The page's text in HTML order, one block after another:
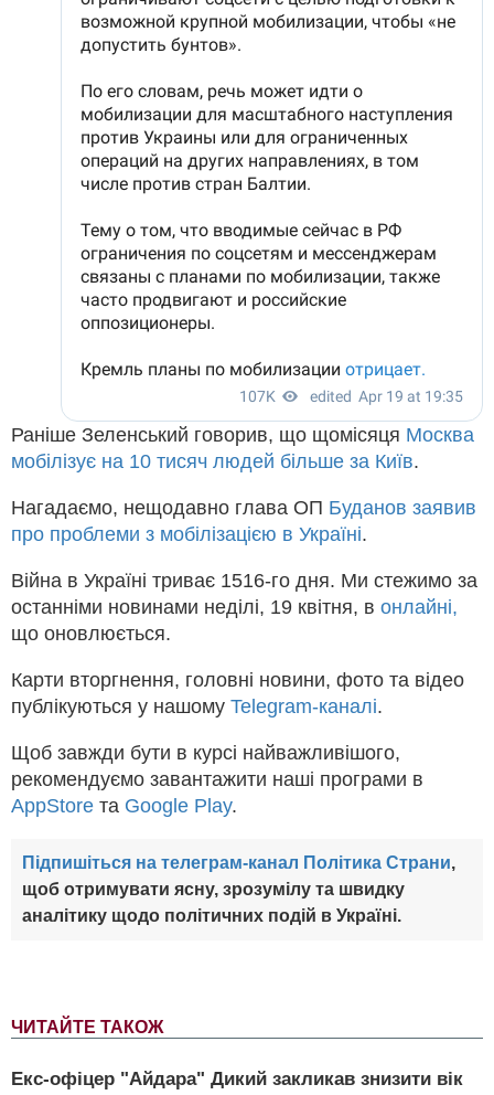
ЧИТАЙТЕ ТАКОЖ
Екс-офіцер "Айдара" Дикий закликав знизити вік
Раніше Зеленський говорив, що щомісяця Москва
мобілізує на 10 тисяч людей більше за Київ.
Нагадаємо, нещодавно глава ОП Буданов заявив
про проблеми з мобілізацією в Україні.
Війна в Україні триває 1516-го дня. Ми стежимо за
останніми новинами неділі, 19 квітня, в онлайні,
що оновлюється.
Карти вторгнення, головні новини, фото та відео
публікуються у нашому Telegram-каналі.
Щоб завжди бути в курсі найважливішого,
рекомендуємо завантажити наші програми в
AppStore та Google Play.
Підпишіться на телеграм-канал Політика Страни,
щоб отримувати ясну, зрозумілу та швидку
аналітику щодо політичних подій в Україні.